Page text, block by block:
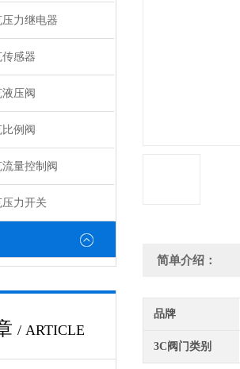
力继电器
感器
压阀
例阀
量控制阀
力开关
/ ARTICLE
简单介绍：
品牌
3C阀门类别